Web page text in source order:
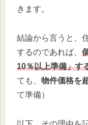
きます。
結論から言うと、
するのであれば、
10％以上準備」す
ても、 物件価格を
て準備）